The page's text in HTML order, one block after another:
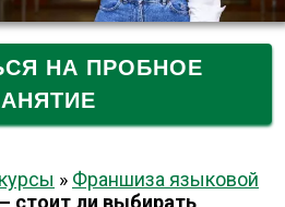
НА ПРОБНОЕ
» Франшиза языковой
стоит ли выбирать